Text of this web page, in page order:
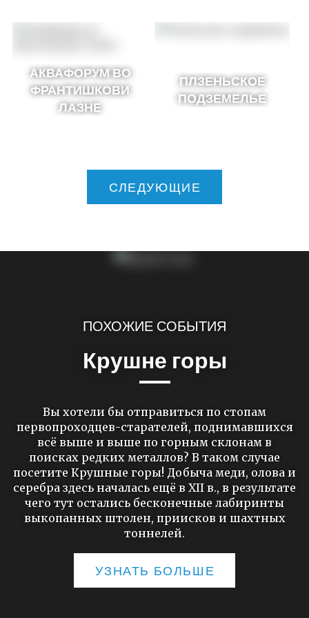
АКВАФОРУМ ВО
ФРАНТИШКОВИ
ЛАЗНЕ
ПЛЗЕНЬСКОЕ
ПОДЗЕМЕЛЬЕ
СЛЕДУЮЩИЕ
ПОХОЖИЕ СОБЫТИЯ
Крушне горы
Вы хотели бы отправиться по стопам
первопроходцев-старателей, поднимавшихся
всё выше и выше по горным склонам в
поисках редких металлов? В таком случае
посетите Крушные горы! Добыча меди, олова и
серебра здесь началась ещё в XII в., в результате
чего тут остались бесконечные лабиринты
выкопанных штолен, приисков и шахтных
тоннелей.
УЗНАТЬ БОЛЬШЕ